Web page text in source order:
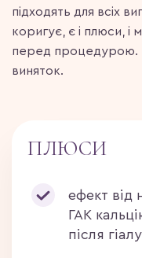
підходять для всіх
коригує, є і плюси, і
перед процедурою.
виняток.
ПЛЮСИ
ефект від
ГАК
після